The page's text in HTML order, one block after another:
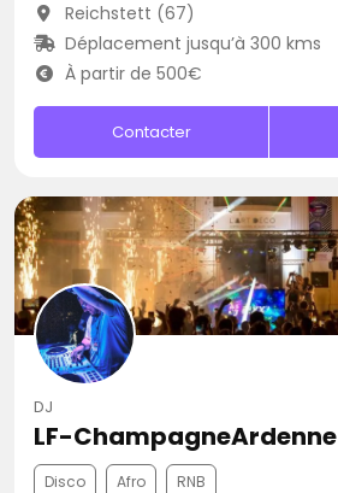
Reichstett (67)
Déplacement jusqu’à 300 kms
À partir de 500€
Contacter
DJ
LF-ChampagneArdenne
Disco Afro RNB